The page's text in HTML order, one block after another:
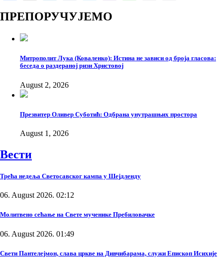
ПРЕПОРУЧУЈЕМО
Митрополит Лука (Коваленко): Истина не зависи од броја гласова:
беседа о раздераној ризи Христовој
August 2, 2026
Презвитер Оливер Суботић: Одбрана унутрашњих простора
August 1, 2026
Вести
Трећа недеља Светосавског кампа у Шејдленду
06. August 2026. 02:12
Молитвено сећање на Свете мученике Пребиловачке
06. August 2026. 01:49
Свети Пантелејмон, слава цркве на Дивчибарама, служи Епископ Исихије